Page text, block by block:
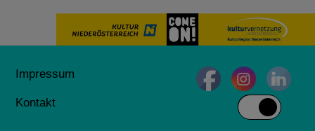
Impressum
Kontakt